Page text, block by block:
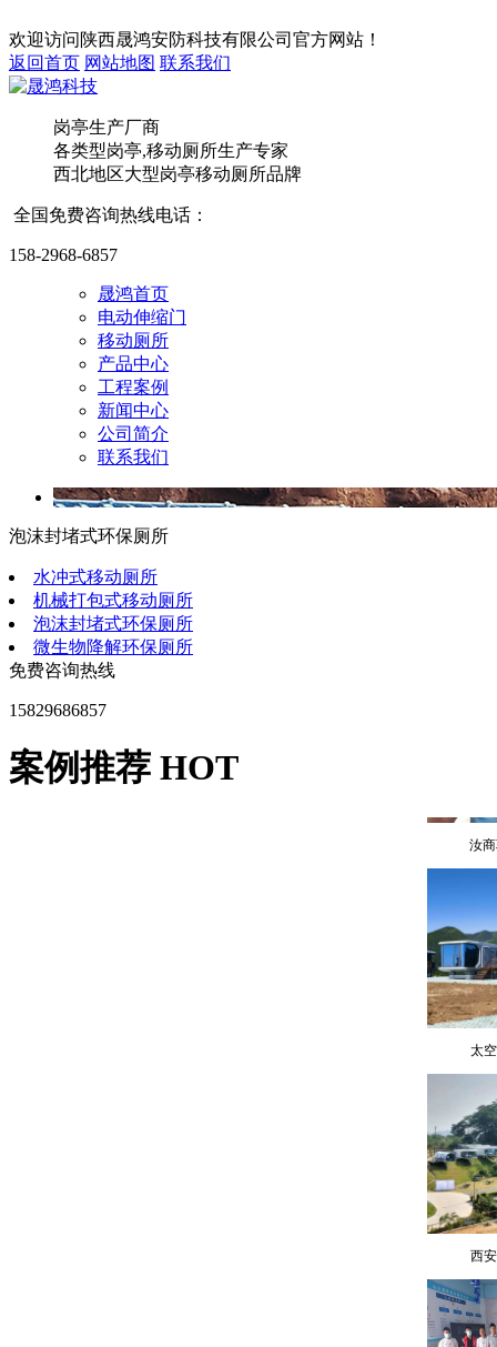
欢迎访问 陕西晟鸿安防科技有限公司 官方网站！
返回首页 网站地图 联系我们
岗亭生产厂商
各类型岗亭,移动厕所生产专家
西北地区大型岗亭移动厕所品牌
全国免费咨询热线电话：
158-2968-6857
晟鸿首页
电动伸缩门
移动厕所
产品中心
工程案例
新闻中心
公司简介
联系我们
泡沫封堵式环保厕所
水冲式移动厕所
机械打包式移动厕所
泡沫封堵式环保厕所
微生物降解环保厕所
免费咨询热线
15829686857
案例推荐 HOT
汝
太
西